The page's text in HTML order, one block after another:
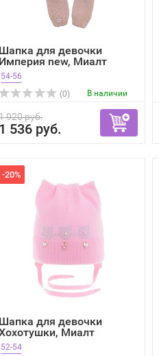
Шапка для девочки
Империя new, Миалт
бежево...
54-56
(0)
В наличии
920 руб.
1 536 руб.
-20%
Шапка для девочки
Миалт
розовый,...
52-54